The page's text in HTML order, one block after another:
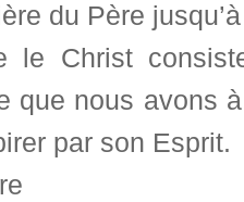
du Père
le Christ
que nous avons
par son Esprit.